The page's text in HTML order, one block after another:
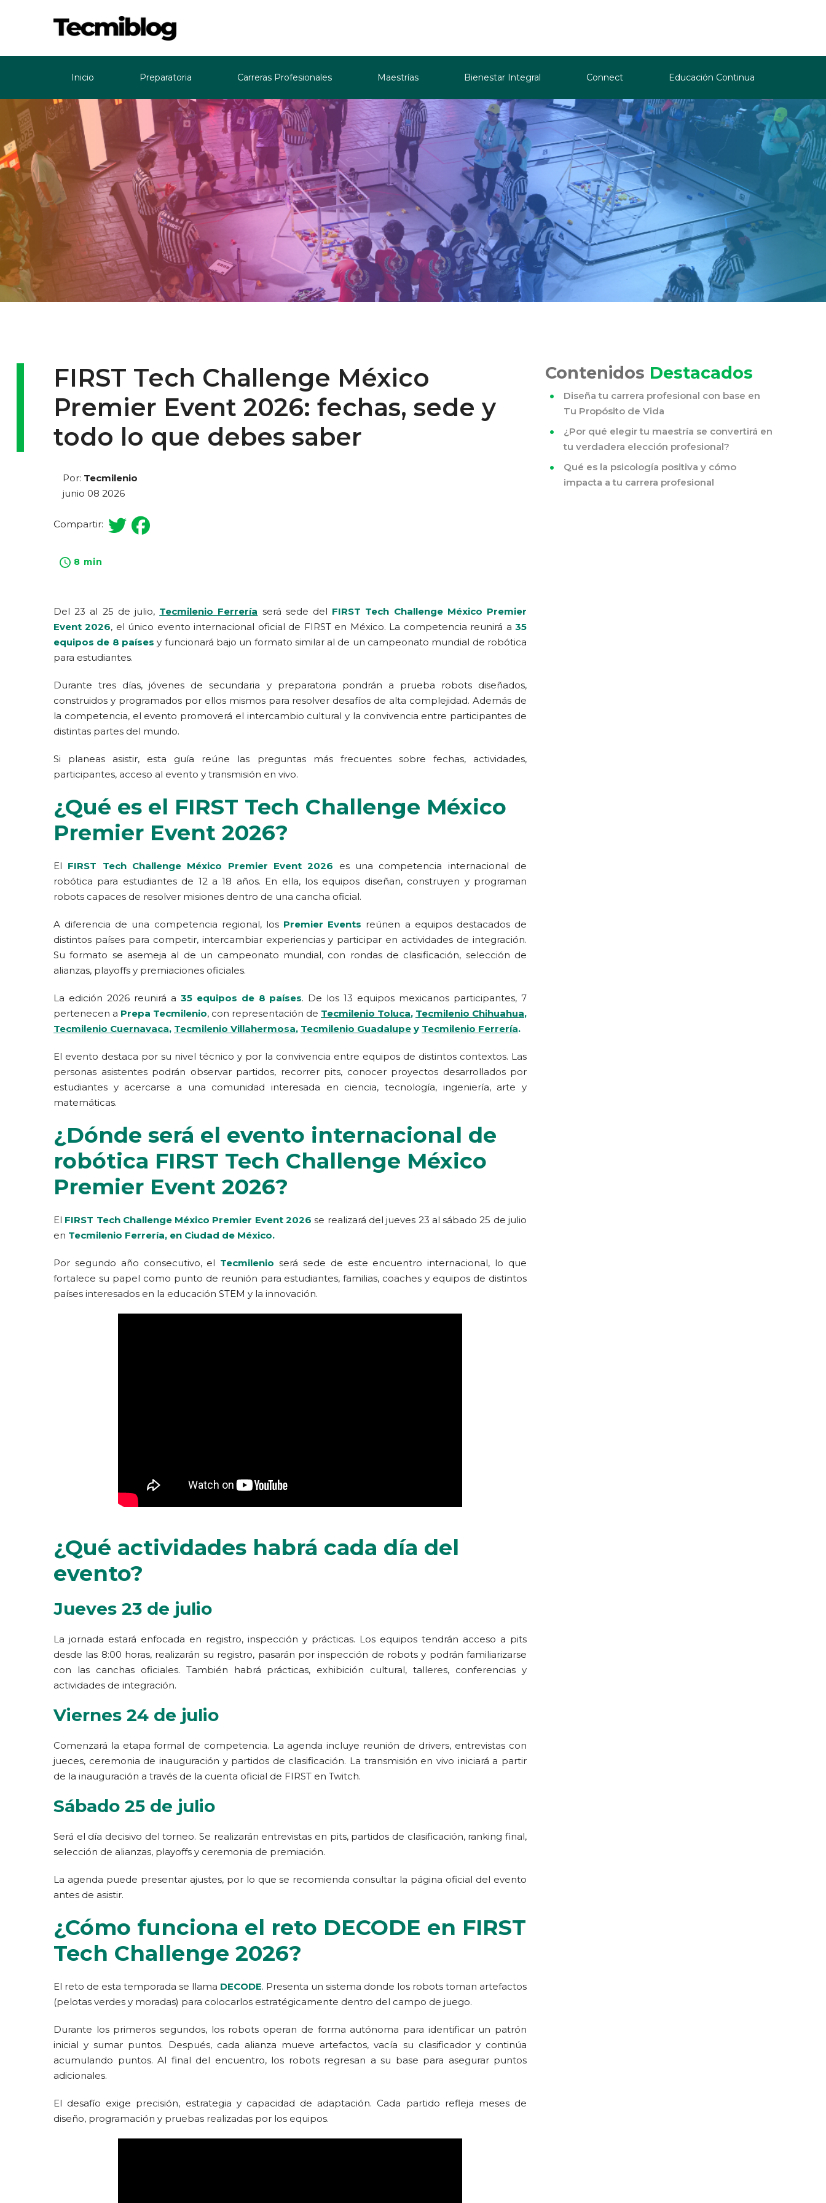
Inicio Preparatoria Carreras Profesionales Maestrías Bienestar Integral Connect Educación Continua
FIRST Tech Challenge México
Premier Event 2026: fechas, sede y
todo lo que debes saber
Por: Tecmilenio
junio 08 2026
Compartir:
8 min
Del 23 al 25 de julio, Tecmilenio Ferrería será sede del FIRST Tech Challenge México Premier
Event 2026, el único evento internacional oficial de FIRST en México. La competencia reunirá a35
equipos de 8 países y funcionará bajo un formato similar al de un campeonato mundial de robótica
para estudiantes.
Durante tres días, jóvenes de secundaria y preparatoria pondrán a prueba robots diseñados,
construidos y programados por ellos mismos para resolver desafíos de alta complejidad. Además de
la competencia, el evento promoverá el intercambio cultural y la convivencia entre participantes de
distintas partes del mundo.
Si planeas asistir, esta guía reúne las preguntas más frecuentes sobre fechas, actividades,
participantes, acceso al evento y transmisión en vivo.
¿Qué es el FIRST Tech Challenge México
Premier Event 2026?
El FIRST Tech Challenge México Premier Event 2026 es una competencia internacional de
robótica para estudiantes de 12 a 18 años. En ella, los equipos diseñan, construyen y programan
robots capaces de resolver misiones dentro de una cancha oficial.
A diferencia de una competencia regional, los Premier Events reúnen a equipos destacados de
distintos países para competir, intercambiar experiencias y participar en actividades de integración.
Su formato se asemeja al de un campeonato mundial, con rondas de clasificación, selección de
alianzas, playoffs y premiaciones oficiales.
La edición 2026 reunirá a 35 equipos de 8 países. De los 13 equipos mexicanos participantes, 7
pertenecen a Prepa Tecmilenio, con representación de Tecmilenio Toluca, Tecmilenio Chihuahua,
Tecmilenio Cuernavaca, Tecmilenio Villahermosa, Tecmilenio Guadalupe y Tecmilenio Ferrería.
El evento destaca por su nivel técnico y por la convivencia entre equipos de distintos contextos. Las
personas asistentes podrán observar partidos, recorrer pits, conocer proyectos desarrollados por
estudiantes y acercarse a una comunidad interesada en ciencia, tecnología, ingeniería, arte y
matemáticas.
¿Dónde será el evento internacional de
robótica FIRST Tech Challenge México
Premier Event 2026?
El FIRST Tech Challenge México Premier Event 2026 se realizará del jueves 23 al sábado 25 de julio
en Tecmilenio Ferrería, en Ciudad de México.
Por segundo año consecutivo, el Tecmilenio será sede de este encuentro internacional, lo que
fortalece su papel como punto de reunión para estudiantes, familias, coaches y equipos de distintos
países interesados en la educación STEM y la innovación.
¿Qué actividades habrá cada día del
evento?
Jueves 23 de julio
La jornada estará enfocada en registro, inspección y prácticas. Los equipos tendrán acceso a pits
desde las 8:00 horas, realizarán su registro, pasarán por inspección de robots y podrán familiarizarse
con las canchas oficiales. También habrá prácticas, exhibición cultural, talleres, conferencias y
actividades de integración.
Viernes 24 de julio
Comenzará la etapa formal de competencia. La agenda incluye reunión de drivers, entrevistas con
jueces, ceremonia de inauguración y partidos de clasificación. La transmisión en vivo iniciará a partir
de la inauguración a través de la cuenta oficial de FIRST en Twitch.
Sábado 25 de julio
Será el día decisivo del torneo. Se realizarán entrevistas en pits, partidos de clasificación, ranking final,
selección de alianzas, playoffs y ceremonia de premiación.
La agenda puede presentar ajustes, por lo que se recomienda consultar la página oficial del evento
antes de asistir.
¿Cómo funciona el reto DECODE en FIRST
Tech Challenge 2026?
El reto de esta temporada se llama DECODE. Presenta un sistema donde los robots toman artefactos
(pelotas verdes y moradas) para colocarlos estratégicamente dentro del campo de juego.
Durante los primeros segundos, los robots operan de forma autónoma para identificar un patrón
inicial y sumar puntos. Después, cada alianza mueve artefactos, vacía su clasificador y continúa
acumulando puntos. Al final del encuentro, los robots regresan a su base para asegurar puntos
adicionales.
El desafío exige precisión, estrategia y capacidad de adaptación. Cada partido refleja meses de
diseño, programación y pruebas realizadas por los equipos.
Contenidos Destacados
Diseña tu carrera profesional con base en
Tu Propósito de Vida
¿Por qué elegir tu maestría se convertirá en
tu verdadera elección profesional?
Qué es la psicología positiva y cómo
impacta a tu carrera profesional